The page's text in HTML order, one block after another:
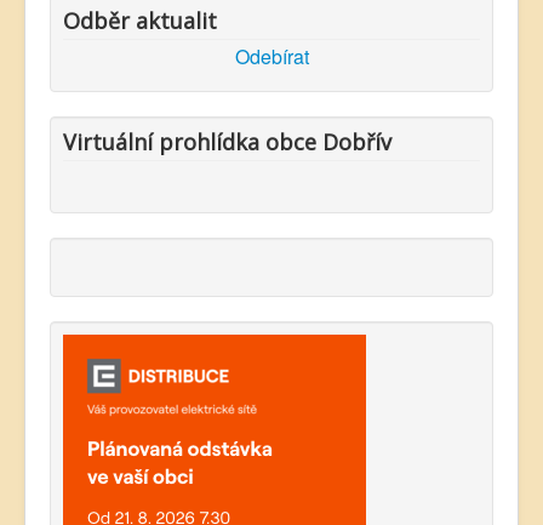
Odběr aktualit
Odebírat
Virtuální prohlídka obce Dobřív